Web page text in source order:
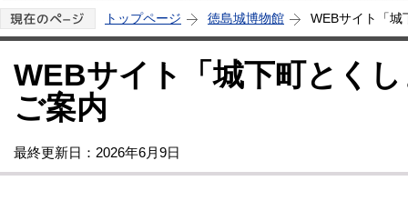
トップページ 徳島城博物館 WEBサイト「城
WEBサイト「城下町とく
ご案内
最終更新日：2026年6月9日